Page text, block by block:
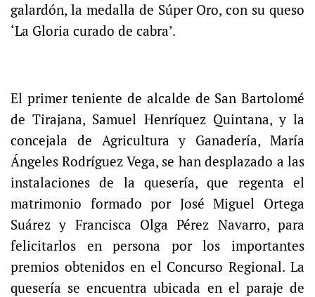
galardón, la medalla de Súper Oro, con su queso
‘La Gloria curado de cabra’.
El primer teniente de alcalde de San Bartolomé
de Tirajana, Samuel Henríquez Quintana, y la
concejala de Agricultura y Ganadería, María
Ángeles Rodríguez Vega, se han desplazado a las
instalaciones de la quesería, que regenta el
matrimonio formado por José Miguel Ortega
Suárez y Francisca Olga Pérez Navarro, para
felicitarlos en persona por los importantes
premios obtenidos en el Concurso Regional. La
quesería se encuentra ubicada en el paraje de